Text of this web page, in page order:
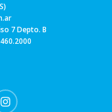
7 Depto. B